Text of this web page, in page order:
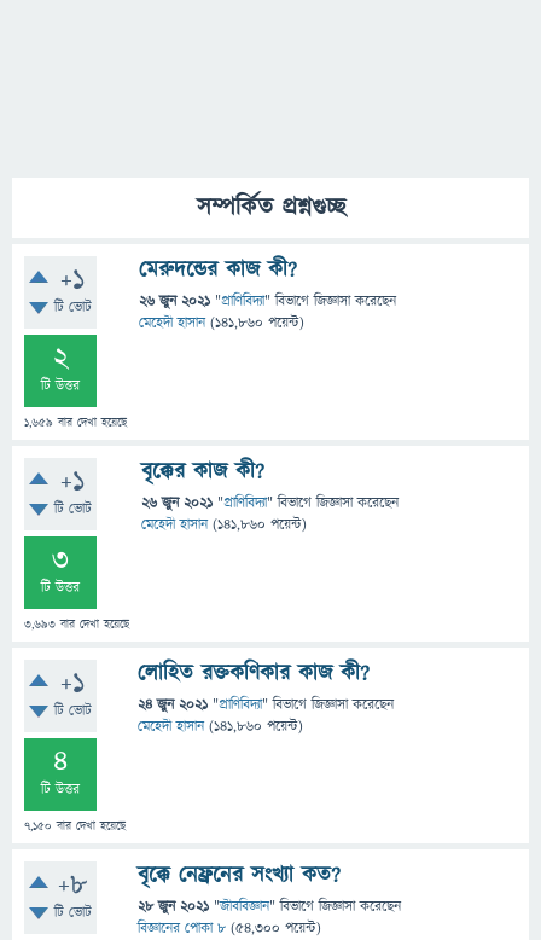
সম্পর্কিত প্রশ্নগুচ্ছ
+1
টি ভোট
2
টি উত্তর
1,659 বার দেখা হয়েছে
মেরুদন্ডের কাজ কী?
26 জুন 2021 "প্রাণিবিদ্যা" বিভাগে জিজ্ঞাসাকরেছেন
মেহেদী হাসান (141,860 পয়েন্ট)
+1
টি ভোট
3
টি উত্তর
3,693 বার দেখা হয়েছে
বৃক্কের কাজ কী?
26 জুন 2021 "প্রাণিবিদ্যা" বিভাগে জিজ্ঞাসাকরেছেন
মেহেদী হাসান (141,860 পয়েন্ট)
+1
টি ভোট
4
টি উত্তর
7,150 বার দেখা হয়েছে
লোহিত রক্তকণিকার কাজ কী?
24 জুন 2021 "প্রাণিবিদ্যা" বিভাগে জিজ্ঞাসাকরেছেন
মেহেদী হাসান (141,860 পয়েন্ট)
+8
টি ভোট
বৃক্কে নেফ্রনের সংখ্যা কত?
28 জুন 2021 "জীববিজ্ঞান" বিভাগে জিজ্ঞাসাকরেছেন
বিজ্ঞানের পোকা ৮ (54,300 পয়েন্ট)